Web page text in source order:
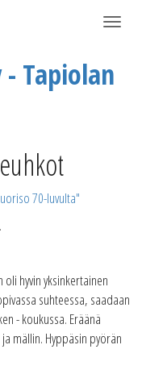
Tapiolan
70-luvulta"
hyvin yksinkertainen
suhteessa, saadaan
- koukussa. Eräänä
mällin. Hyppäsin pyörän